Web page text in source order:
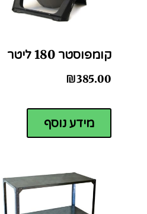
קומפוסטר 180 ליטר
₪385.00
מידע נוסף